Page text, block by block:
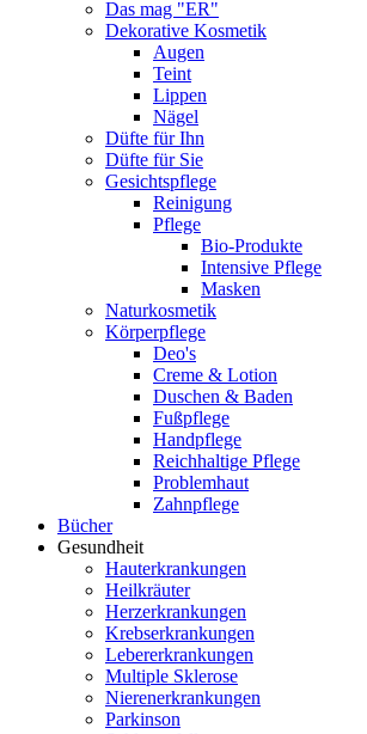
Das mag "ER"
Dekorative Kosmetik
Augen
Teint
Lippen
Nägel
Düfte für Ihn
Düfte für Sie
Gesichtspflege
Reinigung
Pflege
Bio-Produkte
Intensive Pflege
Masken
Naturkosmetik
Körperpflege
Deo's
Creme & Lotion
Duschen & Baden
Fußpflege
Handpflege
Reichhaltige Pflege
Problemhaut
Zahnpflege
Bücher
Gesundheit
Hauterkrankungen
Heilkräuter
Herzerkrankungen
Krebserkrankungen
Lebererkrankungen
Multiple Sklerose
Nierenerkrankungen
Parkinson